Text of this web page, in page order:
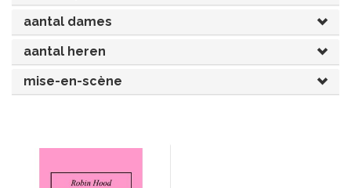
UITGELICHT!
OVERIG (30'-75')
KORT (-30')
OVERIG (30'-75')
UITGELICHT!
JUBILEUMSTUK
KOSTUUMSTUK
MUSICAL
OVERIG
SINTERKLAASTONEEL
RECHTEN REGELEN
aantal dames
aantal heren
mise-en-scène